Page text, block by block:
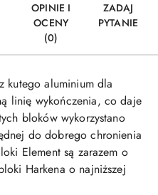
OPINIE I
OCENY
(0)
ZADAJ
PYTANIE
kutego aluminium dla
linię wykończenia, co daje
bloków wykorzystano
do dobrego chronienia
Element są zarazem o
Harkena o najniższej